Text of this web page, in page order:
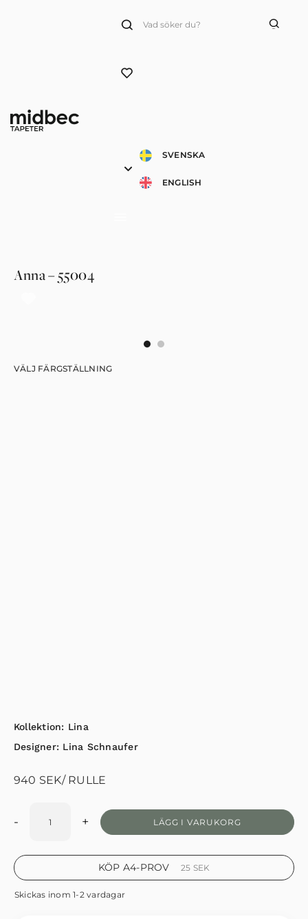
SVENSKA
ENGLISH
Anna – 55004
Kollektion: Lina
Designer: Lina Schnaufer
VÄLJ FÄRGSTÄLLNING
940 SEK/ RULLE
- + LÄGG I VARUKORG
Skickas inom 1-2 vardagar
KÖP A4-PROV 25 SEK